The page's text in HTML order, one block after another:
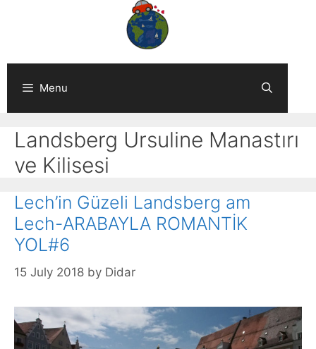
Menu
Landsberg Ursuline Manastırı
ve Kilisesi
Lech’in Güzeli Landsberg am
Lech-ARABAYLA ROMANTİK
YOL#6
15 July 2018 by Didar